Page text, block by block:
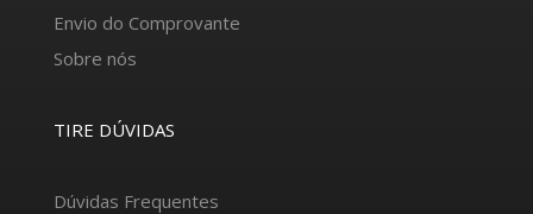
Envio do Comprovante
Sobre nós
TIRE DÚVIDAS
Dúvidas Frequentes